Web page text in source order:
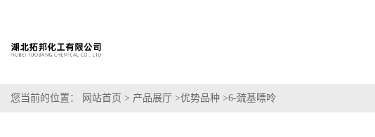
您当前的位置： 网站首页 > 产品展厅 >优势品种 >6-巯基嘌呤